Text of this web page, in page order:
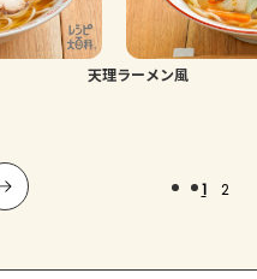
天理ラーメン風
1 2